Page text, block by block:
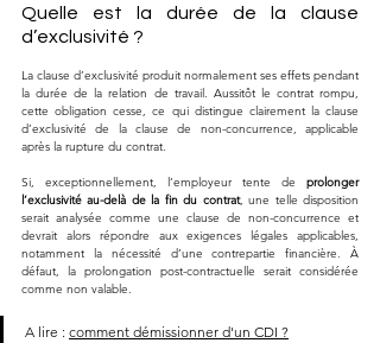
Quelle est la durée de la clause
d’exclusivité ?
La clause d’exclusivité produit normalement ses effets pendant
la durée de la relation de travail. Aussitôt le contrat rompu,
cette obligation cesse, ce qui distingue clairement la clause
d’exclusivité de la clause de non-concurrence, applicable
après la rupture du contrat.
Si, exceptionnellement, l’employeur tente de prolonger
l’exclusivité au-delà de la fin du contrat, une telle disposition
serait analysée comme une clause de non-concurrence et
devrait alors répondre aux exigences légales applicables,
notamment la nécessité d’une contrepartie financière. À
défaut, la prolongation post-contractuelle serait considérée
comme non valable.
A lire : comment démissionner d'un CDI ?